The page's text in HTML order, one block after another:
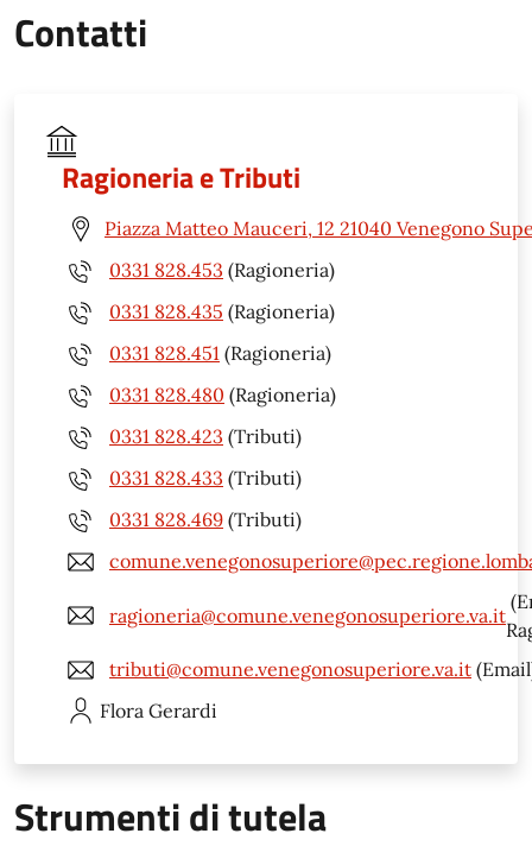
Contatti
Ragioneria e Tributi
Piazza Matteo Mauceri, 12 21040 Venegono
0331 828.453 (Ragioneria)
0331 828.435 (Ragioneria)
0331 828.451 (Ragioneria)
0331 828.480 (Ragioneria)
0331 828.423 (Tributi)
0331 828.433 (Tributi)
0331 828.469 (Tributi)
ragioneria@comune.venegonosuperiore.va.it
tributi@comune.venegonosuperiore.va.it
Flora Gerardi
Strumenti di tutela